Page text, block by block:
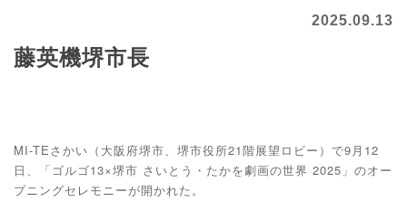
2025.09.13
藤英機堺市長
MI-TEさかい（大阪府堺市、堺市役所21階展望ロビー）で9月12
日、「ゴルゴ13×堺市 さいとう・たかを劇画の世界 2025」のオー
プニングセレモニーが開かれた。